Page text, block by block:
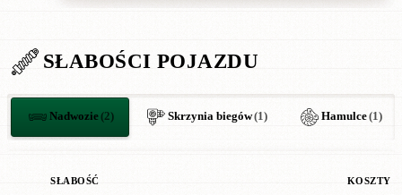
SŁABOŚCI POJAZDU
Nadwozie(2) Skrzynia biegów(1) Hamulce(1)
SŁABOŚĆ KOSZTY